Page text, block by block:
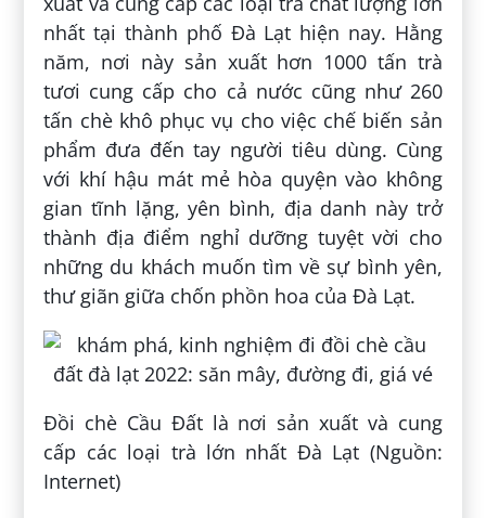
nhất tại thành phố Đà Lạt hiện nay. Hằng
năm, nơi này sản xuất hơn 1000 tấn trà
tươi cung cấp cho cả nước cũng như 260
tấn chè khô phục vụ cho việc chế biến sản
phẩm đưa đến tay người tiêu dùng. Cùng
với khí hậu mát mẻ hòa quyện vào không
gian tĩnh lặng, yên bình, địa danh này trở
thành địa điểm nghỉ dưỡng tuyệt vời cho
những du khách muốn tìm về sự bình yên,
thư giãn giữa chốn phồn hoa của Đà Lạt.
Đồi chè Cầu Đất là nơi sản xuất và cung
cấp các loại trà lớn nhất Đà Lạt (Nguồn:
Internet)